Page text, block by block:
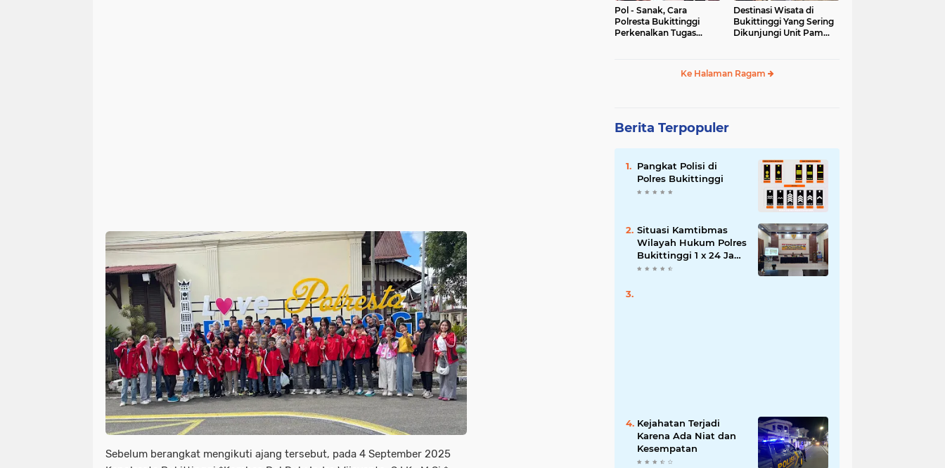
Sebelum berangkat mengikuti ajang tersebut, pada 4 September 2025
Pol - Sanak, Cara
Polresta Bukittinggi
Perkenalkan Tugas
Destinasi Wisata di
Bukittinggi Yang Sering
Dikunjungi Unit Pam
Ke Halaman Ragam
Berita Terpopuler
Pangkat Polisi di
Polres Bukittinggi
Situasi Kamtibmas
Wilayah Hukum Polres
Bukittinggi 1 x 24 Jam
Senin 27 Juni 2022
Kejahatan Terjadi
Karena Ada Niat dan
Kesempatan